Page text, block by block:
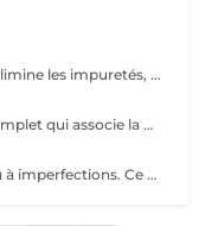
Un soin nettoyant en profondeur qui élimine les impuretés, l'excès de sébum et les cellules mortes. Il laisse la peau nette, fraîche, lumineuse et parfaitement préparée à recevoir les soins.
Soin visage Glow Lift Un soin visage complet qui associe la madérothérapie et un massage aux sphères de verre rafraîchies pour révéler l'éclat naturel de la peau, favoriser le drainage et offrir un véritable moment de détente. Les bienfaits : Illumine le teint Tonifie les traits Favorise le drainage Apaise et rafraîchit la peau Procure une sensation de bien-être Du 18 août au 18 septembre 50€ au lieu de 60€
Idéal pour les peaux mixtes, grasses ou à imperfections. Ce soin aide à réguler l'excès de sébum, désobstruer les pores et réduire les imperfections pour retrouver une peau plus saine et équilibrée.